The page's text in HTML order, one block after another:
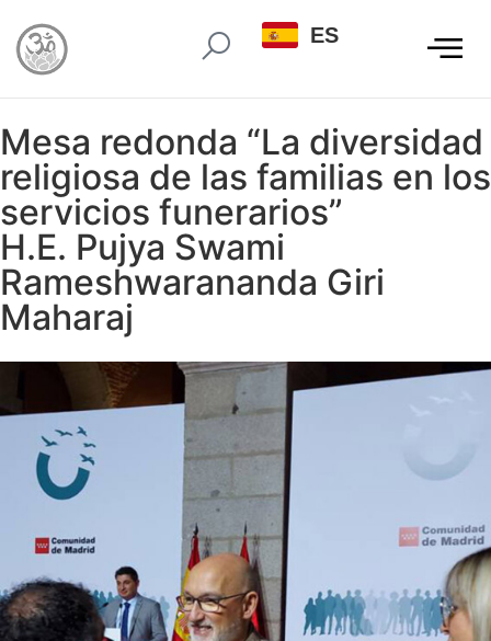
ES
Mesa redonda “La diversidad
religiosa de las familias en los
servicios funerarios”
H.E. Pujya Swami
Rameshwarananda Giri
Maharaj